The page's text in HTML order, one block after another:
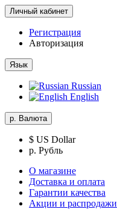
Личный кабинет
Регистрация
Авторизация
Язык
Russian
English
р. Валюта
$ US Dollar
р. Рубль
О магазине
Доставка и оплата
Гарантии качества
Акции и распродажи